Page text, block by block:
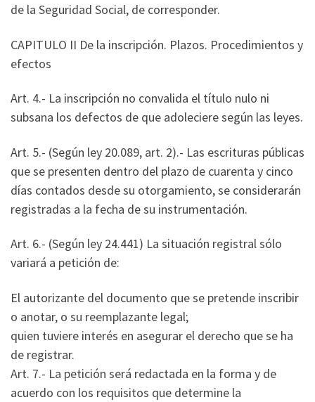
de la Seguridad Social, de corresponder.
CAPITULO II De la inscripción. Plazos. Procedimientos y
efectos
Art. 4.- La inscripción no convalida el título nulo ni
subsana los defectos de que adoleciere según las leyes.
Art. 5.- (Según ley 20.089, art. 2).- Las escrituras públicas
que se presenten dentro del plazo de cuarenta y cinco
días contados desde su otorgamiento, se considerarán
registradas a la fecha de su instrumentación.
Art. 6.- (Según ley 24.441) La situación registral sólo
variará a petición de:
El autorizante del documento que se pretende inscribir
o anotar, o su reemplazante legal;
quien tuviere interés en asegurar el derecho que se ha
de registrar.
Art. 7.- La petición será redactada en la forma y de
acuerdo con los requisitos que determine la